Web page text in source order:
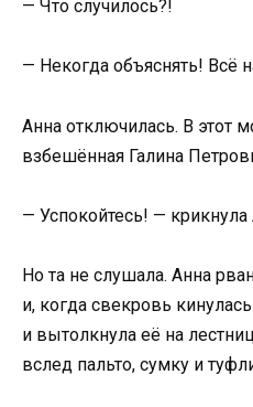
— Что случилось?!
— Некогда объяснять! Всё
Анна отключилась. В этот
взбешённая Галина
— Успокойтесь! —
Но та не слушала. Анна
и, когда свекровь
и вытолкнула её на
вслед пальто, сумку и